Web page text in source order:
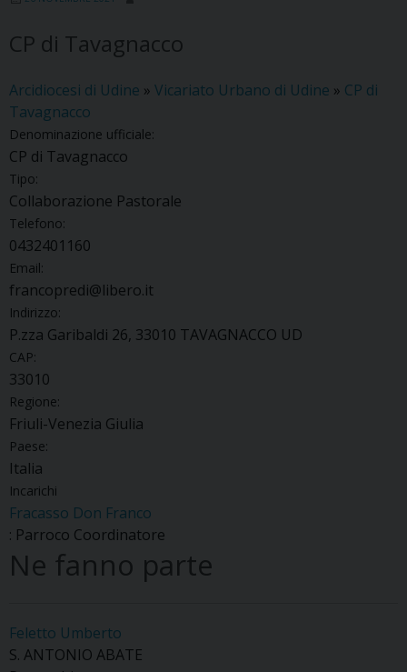
CP di Tavagnacco
Arcidiocesi di Udine » Vicariato Urbano di Udine » CP di
Tavagnacco
Denominazione ufficiale:
CP di Tavagnacco
Tipo:
Collaborazione Pastorale
Telefono:
0432401160
Email:
francopredi@libero.it
Indirizzo:
P.zza Garibaldi 26, 33010 TAVAGNACCO UD
CAP:
33010
Regione:
Friuli-Venezia Giulia
Paese:
Italia
Incarichi
Fracasso Don Franco
: Parroco Coordinatore
Ne fanno parte
Feletto Umberto
S. ANTONIO ABATE